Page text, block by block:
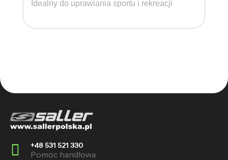
Idealny do uprawiania sportu i rekreacji
+48 531 521 330
Pomoc handlowa